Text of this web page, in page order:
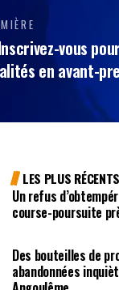
vous pour
en avant-
LES PLUS RÉCENTS
Un refus
course-poursuite
Des bouteilles de
abandonnées